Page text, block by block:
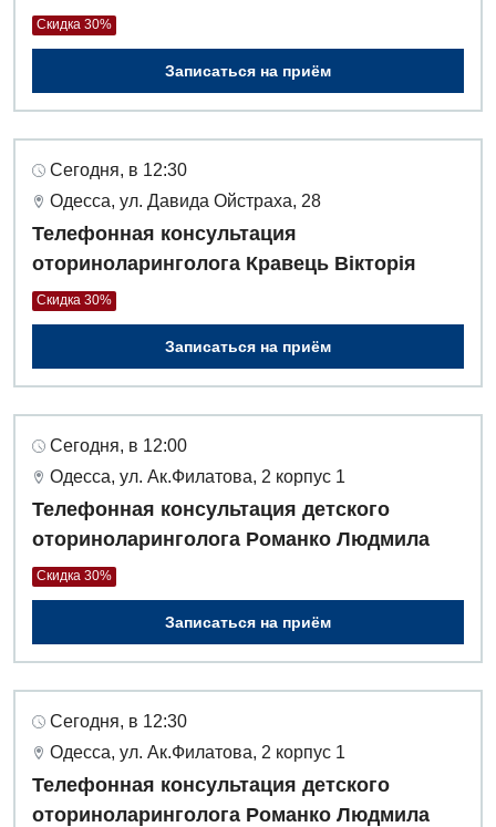
Скидка 30%
Записаться на приём
Сегодня, в 12:30
Одесса, ул. Давида Ойстраха, 28
Телефонная консультация
оториноларинголога Кравець Вікторія
Скидка 30%
Записаться на приём
Сегодня, в 12:00
Одесса, ул. Ак.Филатова, 2 корпус 1
Телефонная консультация детского
оториноларинголога Романко Людмила
Скидка 30%
Записаться на приём
Сегодня, в 12:30
Одесса, ул. Ак.Филатова, 2 корпус 1
Телефонная консультация детского
оториноларинголога Романко Людмила